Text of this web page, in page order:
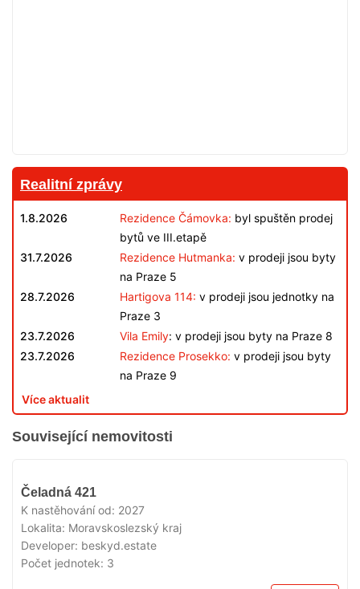
Realitní zprávy
1.8.2026 Rezidence Čámovka: byl spuštěn prodej
bytů ve III.etapě
31.7.2026
Rezidence Hutmanka: v prodeji jsou byty
na Praze 5
28.7.2026
Hartigova 114: v prodeji jsou jednotky na
Praze 3
23.7.2026
Vila Emily: v prodeji jsou byty na Praze 8
23.7.2026
Rezidence Prosekko: v prodeji jsou byty
na Praze 9
Více aktualit
Související nemovitosti
Čeladná 421
K nastěhování od: 2027
Lokalita: Moravskoslezský kraj
Developer: beskyd.estate
Počet jednotek: 3